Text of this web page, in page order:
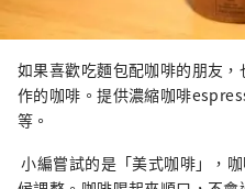
如果喜歡吃麵包配咖啡的朋友
作的咖啡。提供濃縮咖啡
等。
小編嘗試的是「美式咖啡」，